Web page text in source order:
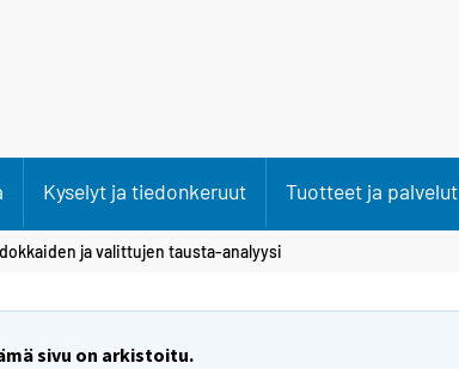
Kyselyt ja tiedonkeruut Tuotteet ja palvelut
ja valittujen tausta-analyysi
sivu on arkistoitu.